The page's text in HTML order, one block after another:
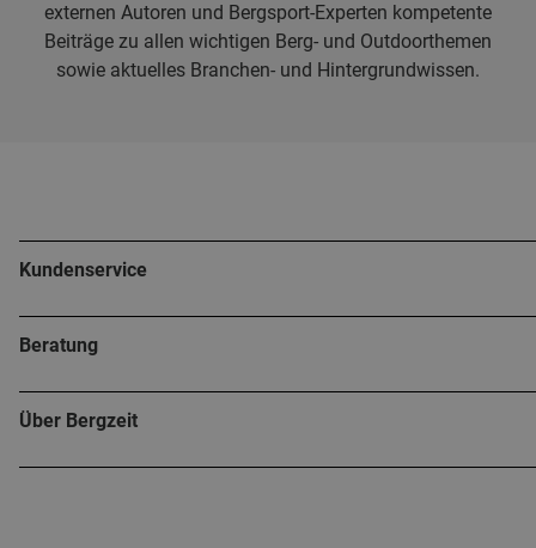
externen Autoren und Bergsport-Experten kompetente
Beiträge zu allen wichtigen Berg- und Outdoorthemen
sowie aktuelles Branchen- und Hintergrundwissen.
Kundenservice
Beratung
Über Bergzeit